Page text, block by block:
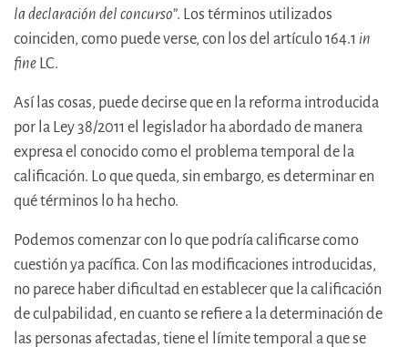
la declaración del concurso”. Los términos utilizados
coinciden, como puede verse, con los del artículo 164.1 in
fine LC.
Así las cosas, puede decirse que en la reforma introducida
por la Ley 38/2011 el legislador ha abordado de manera
expresa el conocido como el problema temporal de la
calificación. Lo que queda, sin embargo, es determinar en
qué términos lo ha hecho.
Podemos comenzar con lo que podría calificarse como
cuestión ya pacífica. Con las modificaciones introducidas,
no parece haber dificultad en establecer que la calificación
de culpabilidad, en cuanto se refiere a la determinación de
las personas afectadas, tiene el límite temporal a que se